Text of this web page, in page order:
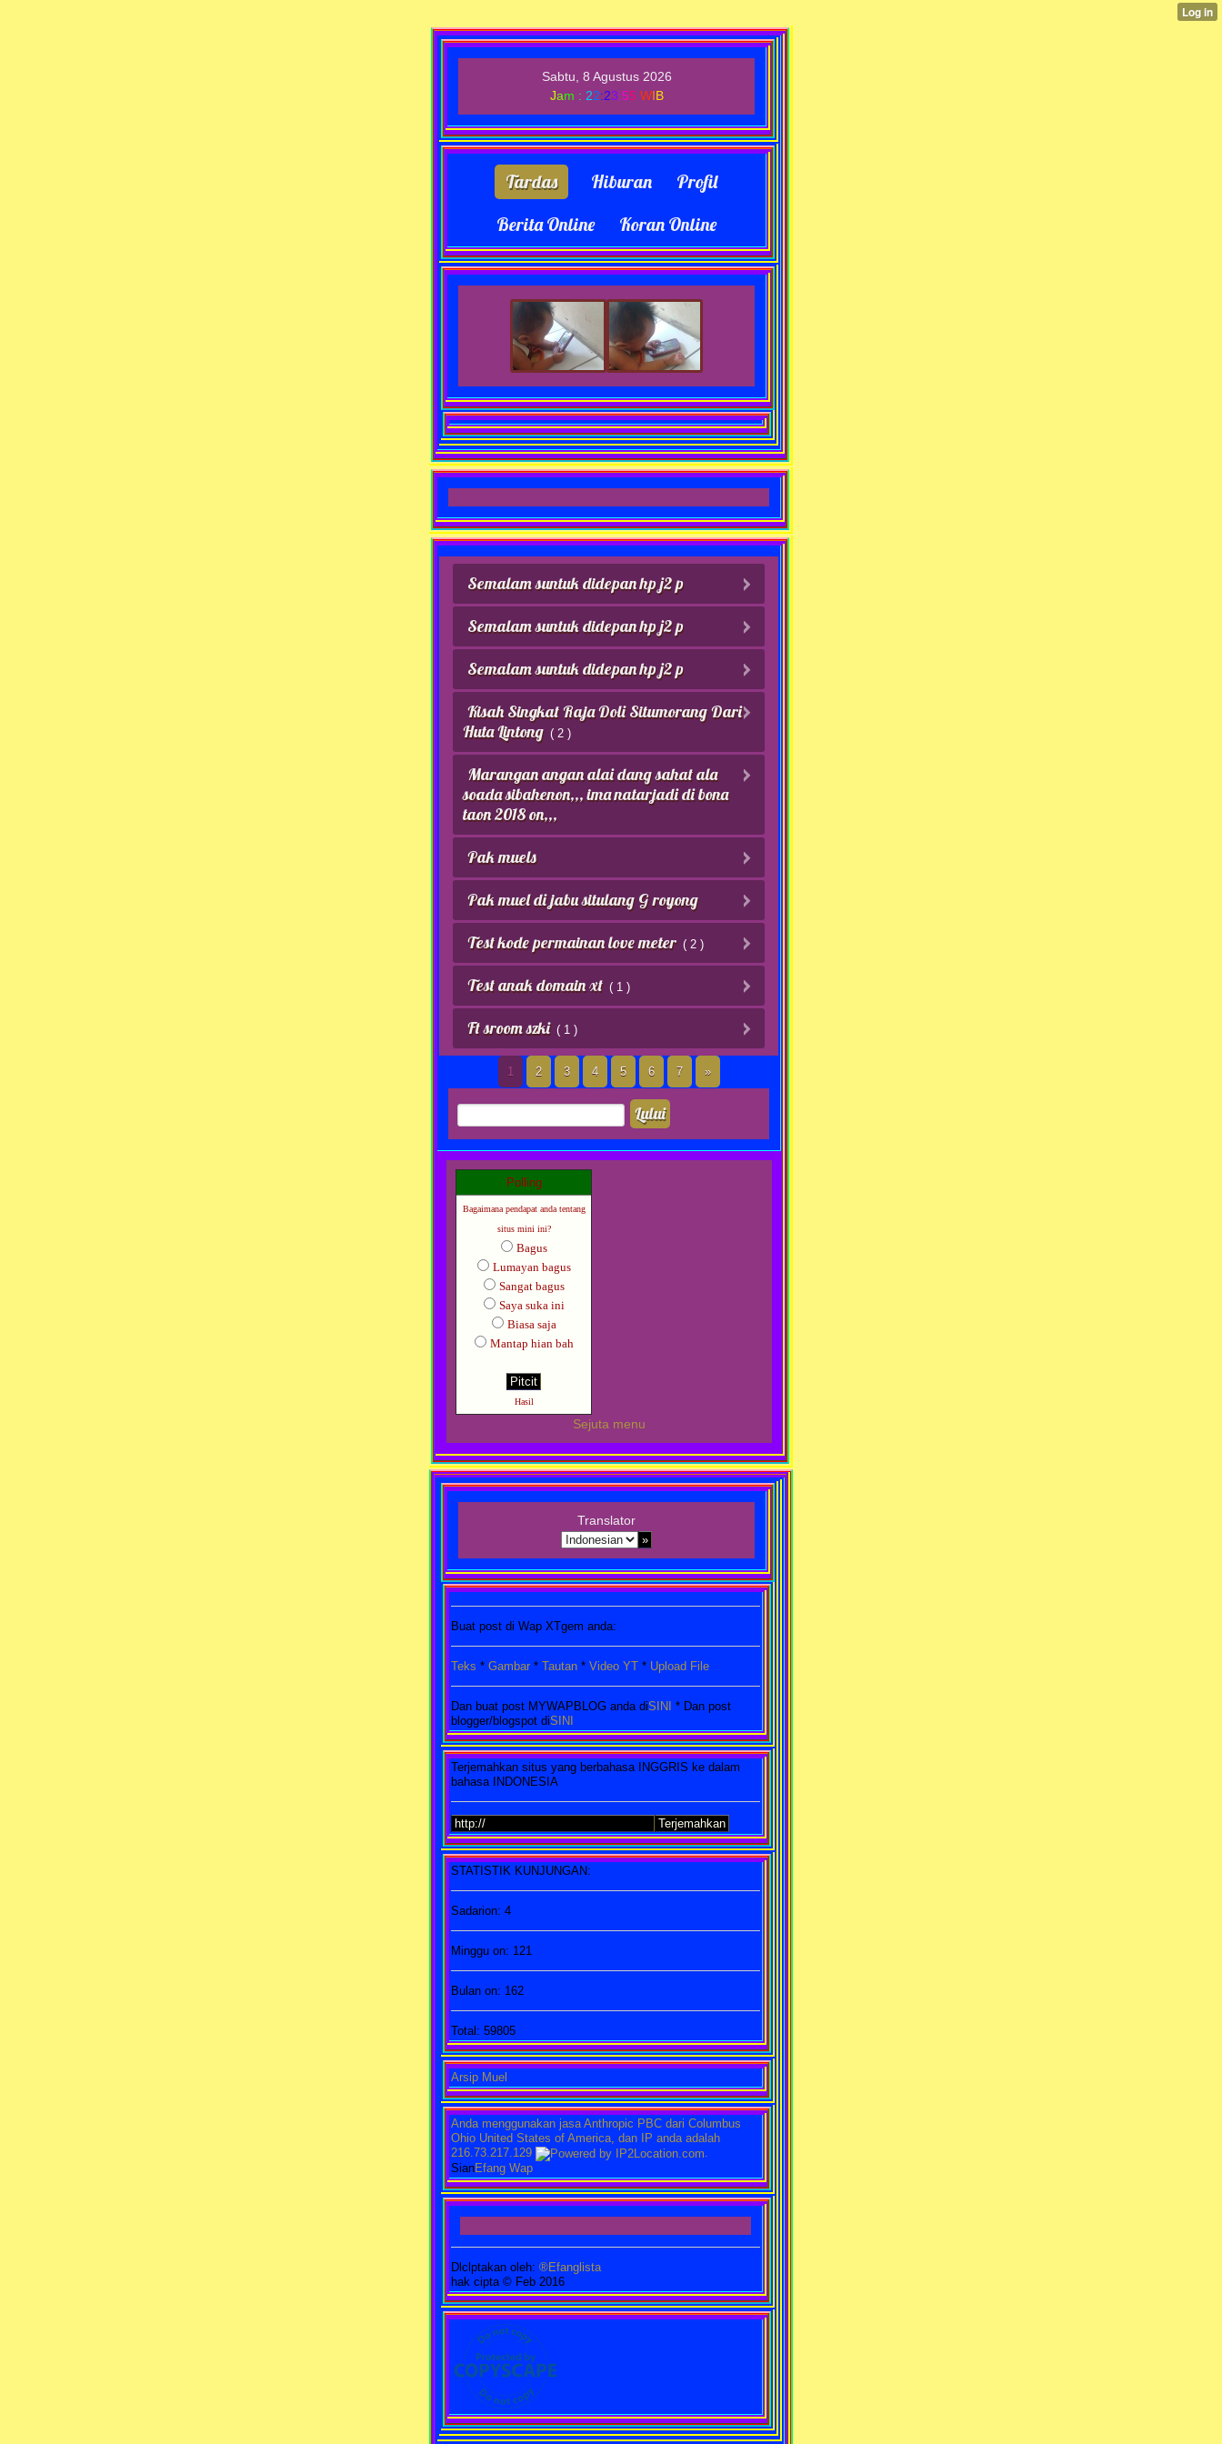
Sabtu, 8 Agustus 2026
Jam : 22:23:55 WIB
Tardas Hiburan
Profil
Berita Online
Koran Online
Semalam suntuk didepan hp j2 p
Semalam suntuk didepan hp j2 p
Semalam suntuk didepan hp j2 p
Kisah Singkat Raja Doli Situmorang Dari
Huta Lintong ( 2 )
Marangan angan alai dang sahat ala
soada sibahenon,,, ima natarjadi di bona
taon 2018 on,,,
Pak muels
Pak muel di jabu situlang G royong
Test kode permainan love meter ( 2 )
Test anak domain xt ( 1 )
Ft sroom szki ( 1 )
1 2 3 4 5 6 7 »
Polling
Bagaimana pendapat anda tentang
situs mini ini?
Bagus
Lumayan bagus
Sangat bagus
Saya suka ini
Biasa saja
Mantap hian bah
Hasil
Sejuta menu
Translator
Buat post di Wap XTgem anda:
Teks * Gambar * Tautan * Video YT * Upload File
Dan buat post MYWAPBLOG anda diSINI * Dan post
blogger/blogspot diSINI
Terjemahkan situs yang berbahasa INGGRIS ke dalam
bahasa INDONESIA
STATISTIK KUNJUNGAN:
Sadarion: 4
Minggu on: 121
Bulan on: 162
Total: 59805
Arsip Muel
Anda menggunakan jasa Anthropic PBC dari Columbus
Ohio United States of America, dan IP anda adalah
216.73.217.129
.
SianEfang Wap
Dlclptakan oleh: ®Efanglista
hak cipta © Feb 2016